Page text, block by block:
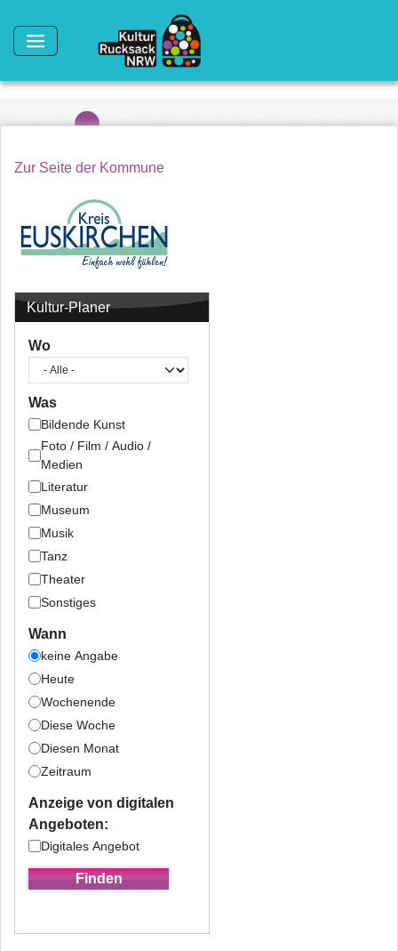
Zur Seite der Kommune
Kultur-Planer
Wo
Was
Bildende Kunst
Foto / Film / Audio /
Medien
Literatur
Museum
Musik
Tanz
Theater
Sonstiges
Wann
keine Angabe
Heute
Wochenende
Diese Woche
Diesen Monat
Zeitraum
Anzeige von digitalen
Angeboten:
Digitales Angebot